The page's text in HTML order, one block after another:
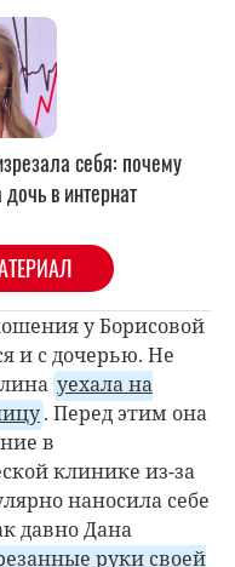
себя: почему
в интернат
у Борисовой
и с дочерью. Не
уехала на
. Перед этим она
в
клинике из-за
наносила себе
давно Дана
руки своей